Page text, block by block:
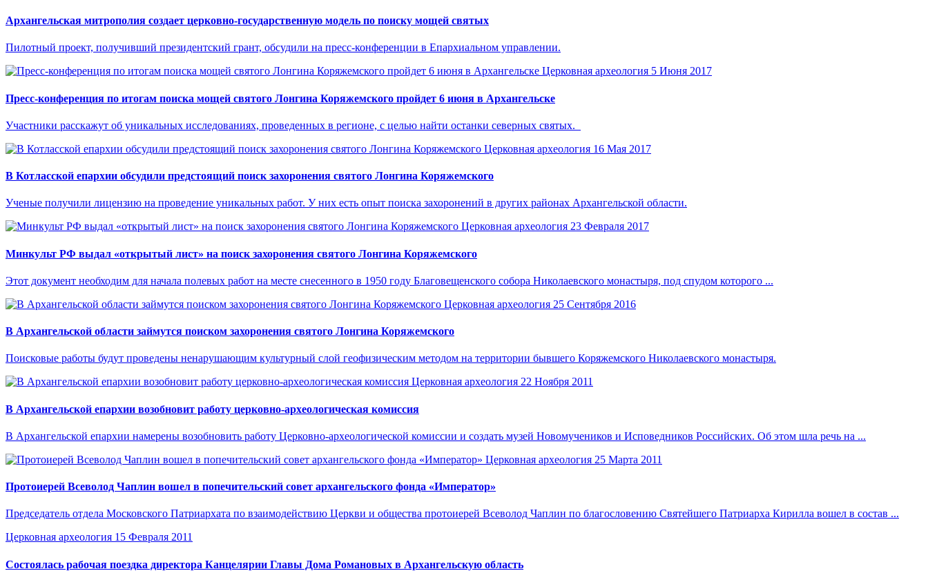
Архангельская митрополия создает церковно-государственную модель по поиску мощей святых
Пилотный проект, получивший президентский грант, обсудили на пресс-конференции в Епархиальном управлении.
Церковная археология 5 Июня 2017
Пресс-конференция по итогам поиска мощей святого Лонгина Коряжемского пройдет 6 июня в Архангельске
Участники расскажут об уникальных исследованиях, проведенных в регионе, с целью найти останки северных святых.
Церковная археология 16 Мая 2017
В Котласской епархии обсудили предстоящий поиск захоронения святого Лонгина Коряжемского
Ученые получили лицензию на проведение уникальных работ. У них есть опыт поиска захоронений в других районах Архангельской области.
Церковная археология 23 Февраля 2017
Минкульт РФ выдал «открытый лист» на поиск захоронения святого Лонгина Коряжемского
Этот документ необходим для начала полевых работ на месте снесенного в 1950 году Благовещенского собора Николаевского монастыря, под спудом которого ...
Церковная археология 25 Сентября 2016
В Архангельской области займутся поиском захоронения святого Лонгина Коряжемского
Поисковые работы будут проведены ненарушающим культурный слой геофизическим методом на территории бывшего Коряжемского Николаевского монастыря.
Церковная археология 22 Ноября 2011
В Архангельской епархии возобновит работу церковно-археологическая комиссия
В Архангельской епархии намерены возобновить работу Церковно-археологической комиссии и создать музей Новомучеников и Исповедников Российских. Об этом шла речь на ...
Церковная археология 25 Марта 2011
Протоиерей Всеволод Чаплин вошел в попечительский совет архангельского фонда «Император»
Председатель отдела Московского Патриархата по взаимодействию Церкви и общества протоиерей Всеволод Чаплин по благословению Святейшего Патриарха Кирилла вошел в состав ...
Церковная археология 15 Февраля 2011
Состоялась рабочая поездка директора Канцелярии Главы Дома Романовых в Архангельскую область